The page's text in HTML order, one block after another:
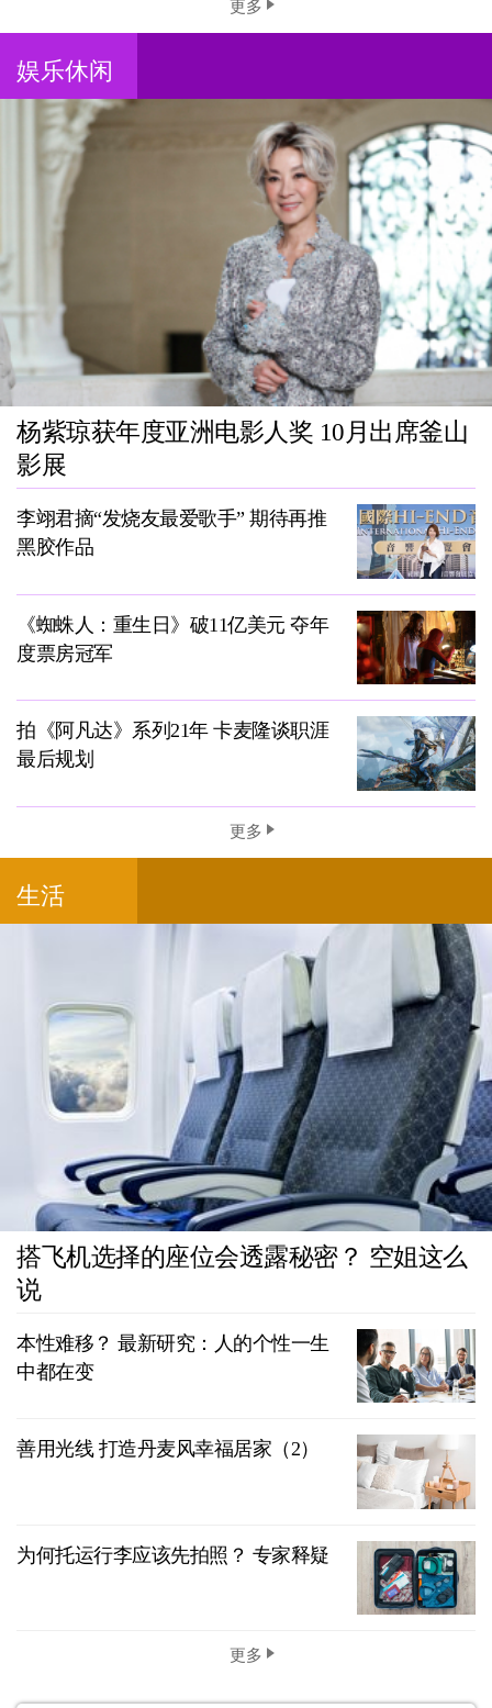
更多
娱乐休闲
杨紫琼获年度亚洲电影人奖 10月出席釜山
影展
李翊君摘“发烧友最爱歌手” 期待再推
黑胶作品
《蜘蛛人：重生日》破11亿美元 夺年
度票房冠军
拍《阿凡达》系列21年 卡麦隆谈职涯
最后规划
更多
生活
搭飞机选择的座位会透露秘密？ 空姐这么
说
本性难移？ 最新研究：人的个性一生
中都在变
善用光线 打造丹麦风幸福居家（2）
为何托运行李应该先拍照？ 专家释疑
更多